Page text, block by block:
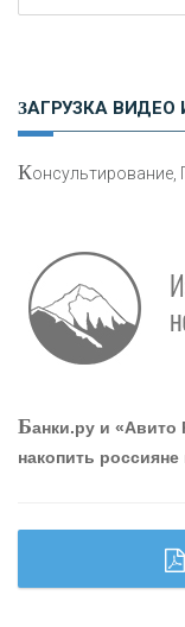
привлечь и
ЗАГРУЗКА
Консультирование,
Банки.ру и «Авито
накопить